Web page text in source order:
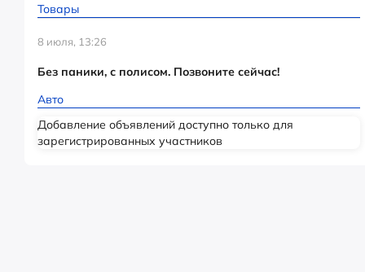
Товары
8 июля, 13:26
Без паники, с полисом. Позвоните сейчас!
Авто
Добавление объявлений доступно только для
зарегистрированных участников